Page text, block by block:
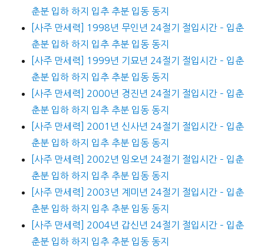
춘분 입하 하지 입추 추분 입동 동지
[사주 만세력] 1998년 무인년 24절기 절입시간 – 입춘
춘분 입하 하지 입추 추분 입동 동지
[사주 만세력] 1999년 기묘년 24절기 절입시간 – 입춘
춘분 입하 하지 입추 추분 입동 동지
[사주 만세력] 2000년 경진년 24절기 절입시간 – 입춘
춘분 입하 하지 입추 추분 입동 동지
[사주 만세력] 2001년 신사년 24절기 절입시간 – 입춘
춘분 입하 하지 입추 추분 입동 동지
[사주 만세력] 2002년 임오년 24절기 절입시간 – 입춘
춘분 입하 하지 입추 추분 입동 동지
[사주 만세력] 2003년 계미년 24절기 절입시간 – 입춘
춘분 입하 하지 입추 추분 입동 동지
[사주 만세력] 2004년 갑신년 24절기 절입시간 – 입춘
춘분 입하 하지 입추 추분 입동 동지